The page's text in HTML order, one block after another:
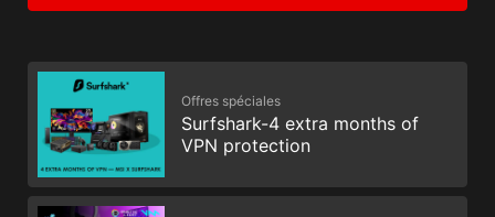
Offres spéciales
Surfshark-4 extra months of
VPN protection